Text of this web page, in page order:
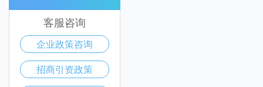
客服咨询
企业政策咨询
招商引资政策